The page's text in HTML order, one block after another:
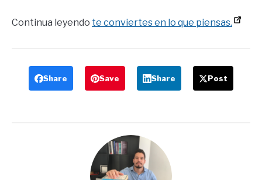
Continua leyendo te conviertes en lo que piensas.
Share Save Share Post